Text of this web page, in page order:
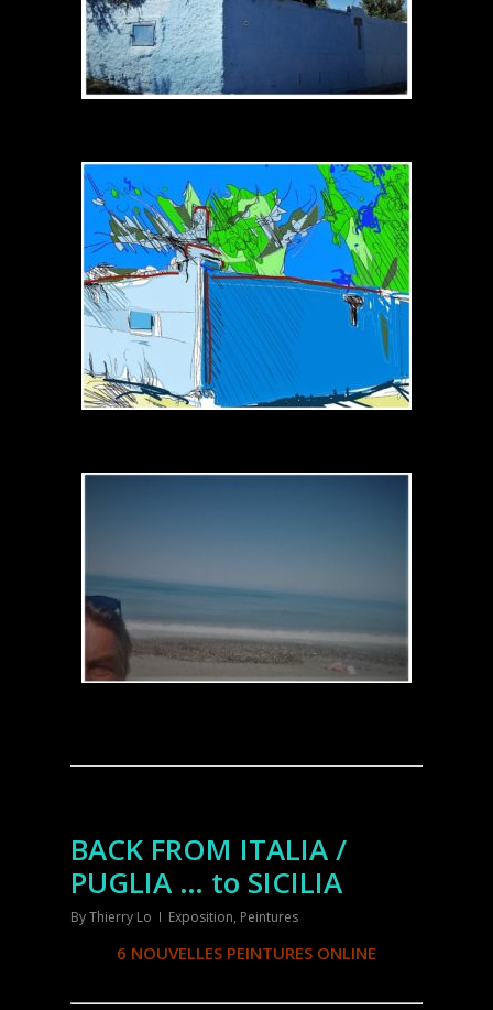
BACK FROM ITALIA /
PUGLIA … to SICILIA
ByThierry Lo Exposition, Peintures
6 NOUVELLES PEINTURES ONLINE